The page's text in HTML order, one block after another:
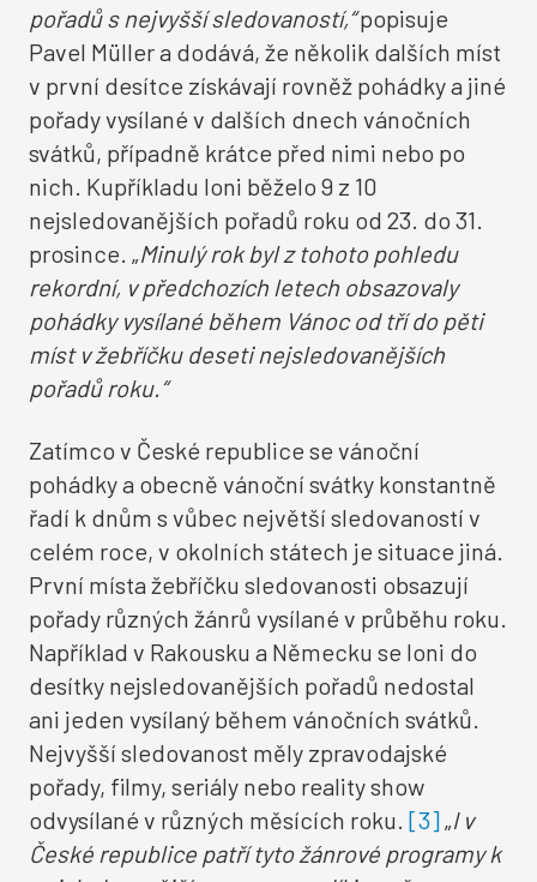
pořadů s nejvyšší sledovaností,“popisuje
Pavel Müller a dodává, že několik dalších míst
v první desítce získávají rovněž pohádky a jiné
pořady vysílané v dalších dnech vánočních
svátků, případně krátce před nimi nebo po
nich. Kupříkladu loni běželo 9 z 10
nejsledovanějších pořadů roku od 23. do 31.
prosince. „Minulý rok byl z tohoto pohledu
rekordní, v předchozích letech obsazovaly
pohádky vysílané během Vánoc od tří do pěti
míst v žebříčku deseti nejsledovanějších
pořadů roku.“
Zatímco v České republice se vánoční
pohádky a obecně vánoční svátky konstantně
řadí k dnům s vůbec největší sledovaností v
celém roce, v okolních státech je situace jiná.
První místa žebříčku sledovanosti obsazují
pořady různých žánrů vysílané v průběhu roku.
Například v Rakousku a Německu se loni do
desítky nejsledovanějších pořadů nedostal
ani jeden vysílaný během vánočních svátků.
Nejvyšší sledovanost měly zpravodajské
pořady, filmy, seriály nebo reality show
odvysílané v různých měsících roku. [3]„I v
České republice patří tyto žánrové programy k